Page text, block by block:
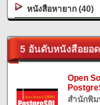
หนังสือหายาก (40)
5 อันดับหนังสือยอ
Open
สำนักพิม